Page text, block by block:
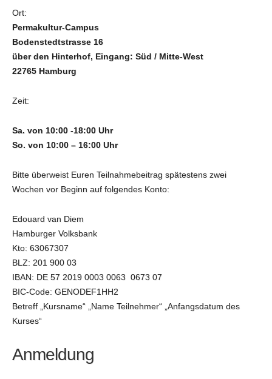
Ort:
Permakultur-Campus
Bodenstedtstrasse 16
über den Hinterhof, Eingang: Süd / Mitte-West
22765 Hamburg
Zeit:
Sa. von 10:00 -18:00 Uhr
So. von 10:00 – 16:00 Uhr
Bitte überweist Euren Teilnahmebeitrag spätestens zwei
Wochen vor Beginn auf folgendes Konto:
Edouard van Diem
Hamburger Volksbank
Kto: 63067307
BLZ: 201 900 03
IBAN: DE 57 2019 0003 0063 0673 07
BIC-Code: GENODEF1HH2
Betreff „Kursname“ „Name Teilnehmer“ „Anfangsdatum des
Kurses“
Anmeldung